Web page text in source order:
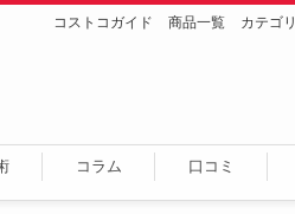
コストコガイド 商品一覧 カテゴリ
コラム 口コミ